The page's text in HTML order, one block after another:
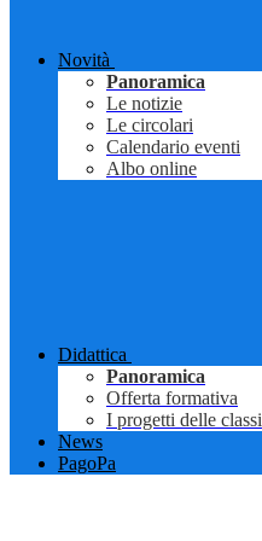
Novità
Panoramica
Le notizie
Le circolari
Calendario eventi
Albo online
Didattica
Panoramica
Offerta formativa
I progetti delle classi
News
PagoPa